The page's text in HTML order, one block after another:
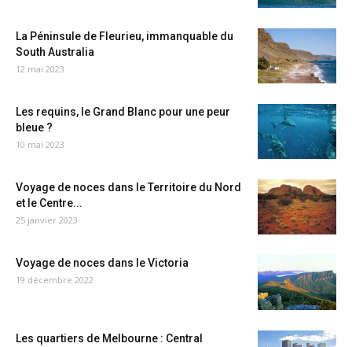
La Péninsule de Fleurieu, immanquable du
South Australia
12 mai 2023
Les requins, le Grand Blanc pour une peur
bleue ?
10 mai 2023
Voyage de noces dans le Territoire du Nord
et le Centre...
25 janvier 2023
Voyage de noces dans le Victoria
19 décembre 2022
Les quartiers de Melbourne : Central